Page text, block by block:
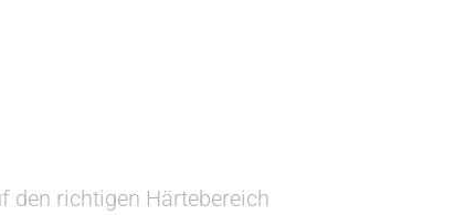
den richtigen Härtebereich